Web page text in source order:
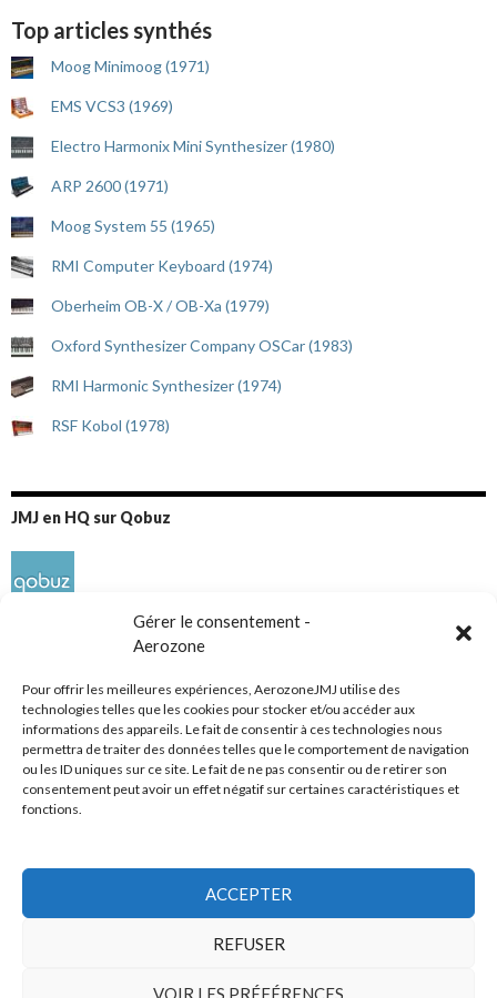
Gérer le consentement -
Aerozone
Pour offrir les meilleures expériences, AerozoneJMJ utilise des
technologies telles que les cookies pour stocker et/ou accéder aux
informations des appareils. Le fait de consentir à ces technologies nous
permettra de traiter des données telles que le comportement de navigation
ou les ID uniques sur ce site. Le fait de ne pas consentir ou de retirer son
consentement peut avoir un effet négatif sur certaines caractéristiques et
fonctions.
ACCEPTER
REFUSER
VOIR LES PRÉFÉRENCES
Top articles synthés
Moog Minimoog (1971)
EMS VCS3 (1969)
Electro Harmonix Mini Synthesizer (1980)
ARP 2600 (1971)
Moog System 55 (1965)
RMI Computer Keyboard (1974)
Oberheim OB-X / OB-Xa (1979)
Oxford Synthesizer Company OSCar (1983)
RMI Harmonic Synthesizer (1974)
RSF Kobol (1978)
JMJ en HQ sur Qobuz
Réseaux sociaux
© Mars 2006-Août 2026